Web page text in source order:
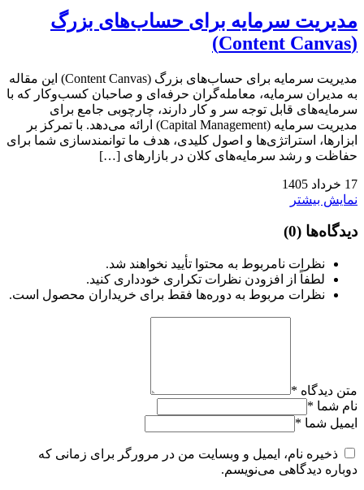
مدیریت سرمایه برای حساب‌های بزرگ
(Content Canvas)
مدیریت سرمایه برای حساب‌های بزرگ (Content Canvas) این مقاله
به مدیران سرمایه، معامله‌گران حرفه‌ای و صاحبان کسب‌وکار که با
سرمایه‌های قابل توجه سر و کار دارند، چارچوبی جامع برای
مدیریت سرمایه (Capital Management) ارائه می‌دهد. با تمرکز بر
ابزارها، استراتژی‌ها و اصول کلیدی، هدف ما توانمندسازی شما برای
حفاظت و رشد سرمایه‌های کلان در بازارهای […]
17 خرداد 1405
نمایش بیشتر
دیدگاه‌ها (0)
نظرات نامربوط به محتوا تأیید نخواهند شد.
لطفاً از افزودن نظرات تکراری خودداری کنید.
نظرات مربوط به دوره‌ها فقط برای خریداران محصول است.
متن دیدگاه *
نام شما *
ایمیل شما *
ذخیره نام، ایمیل و وبسایت من در مرورگر برای زمانی که
دوباره دیدگاهی می‌نویسم.